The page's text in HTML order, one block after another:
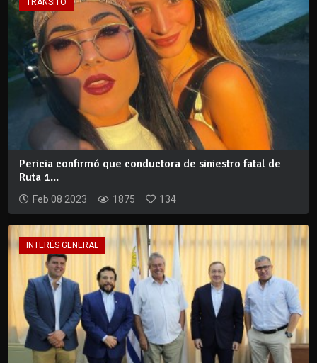
Pericia confirmó que conductora de siniestro fatal de
Ruta 1...
Feb 08 2023 1875 134
INTERÉS GENERAL